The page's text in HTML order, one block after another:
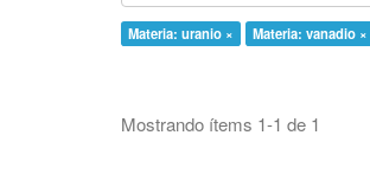
Materia: uranio × Materia: vanadio ×
Mostrando ítems 1-1 de 1